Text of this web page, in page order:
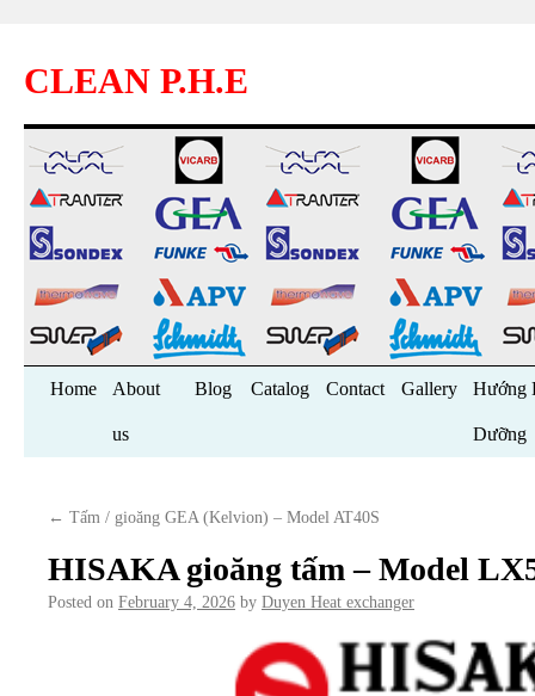
CLEAN P.H.E
Skip
Home About
us
Blog Catalog Contact Gallery Hướng
Dưỡng
← Tấm / gioăng GEA (Kelvion) – Model AT40S
HISAKA gioăng tấm – Model
Posted on February 4, 2026 by Duyen Heat exchanger